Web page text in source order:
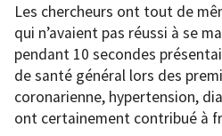
Les chercheurs ont tout de
qui n’avaient pas réussi à se
pendant 10 secondes
de santé général lors des
coronarienne, hypertension,
ont certainement contribué à